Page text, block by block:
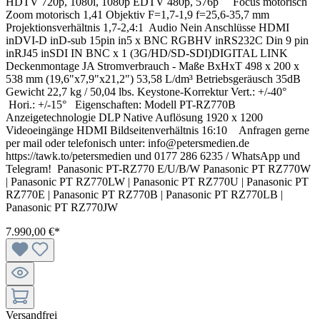
Zoom motorisch 1,41 Objektiv F=1,7-1,9 f=25,6-35,7 mm
Projektionsverhältnis 1,7-2,4:1 Audio Nein Anschlüsse HDMI
inDVI-D inD-sub 15pin in5 x BNC RGBHV inRS232C Din 9 pin
inRJ45 inSDI IN BNC x 1 (3G/HD/SD-SDI)DIGITAL LINK
Deckenmontage JA Stromverbrauch - Maße BxHxT 498 x 200 x
538 mm (19,6"x7,9"x21,2") 53,58 L/dm³ Betriebsgeräusch 35dB
Gewicht 22,7 kg / 50,04 lbs. Keystone-Korrektur Vert.: +/-40°
Hori.: +/-15° Eigenschaften: Modell PT-RZ770B
Anzeigetechnologie DLP Native Auflösung 1920 x 1200
Videoeingänge HDMI Bildseitenverhältnis 16:10 Anfragen gerne
per mail oder telefonisch unter: info@petersmedien.de
https://tawk.to/petersmedien und 0177 286 6235 / WhatsApp und
Telegram! Panasonic PT-RZ770 E/U/B/W Panasonic PT RZ770W
| Panasonic PT RZ770LW | Panasonic PT RZ770U | Panasonic PT
RZ770E | Panasonic PT RZ770B | Panasonic PT RZ770LB |
Panasonic PT RZ770JW
7.990,00 €*
Versandfrei